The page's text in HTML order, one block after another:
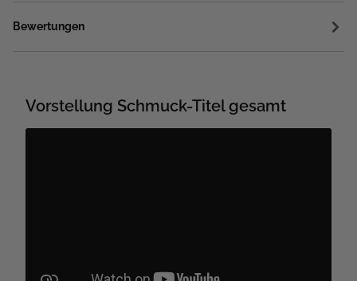
Bewertungen
Vorstellung Schmuck-Titel gesamt